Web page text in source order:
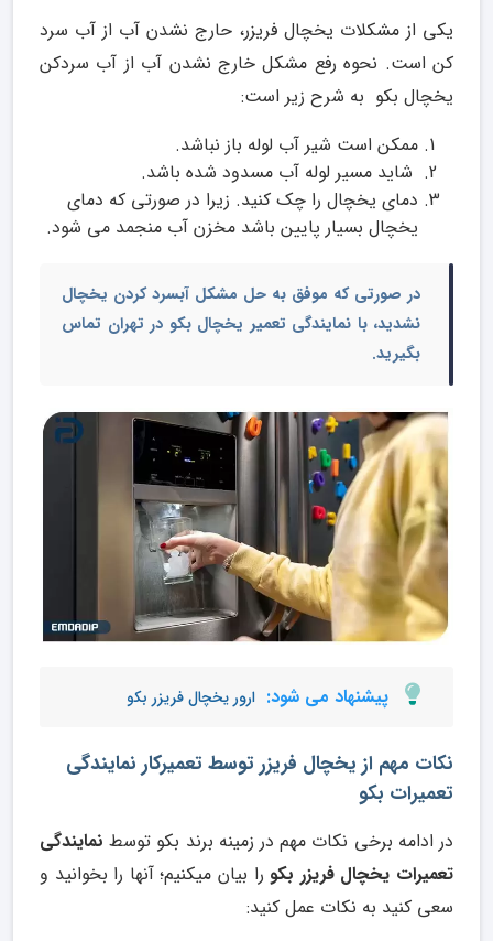
یکی از مشکلات یخچال فریزر، حارج نشدن آب از آب سرد
کن است. نحوه رفع مشکل خارج نشدن آب از آب سردکن
یخچال بکو به شرح زیر است:
ممکن است شیر آب لوله باز نباشد.
شاید مسیر لوله آب مسدود شده باشد.
دمای یخچال را چک کنید. زیرا در صورتی که دمای
یخچال بسیار پایین باشد مخزن آب منجمد می شود.
در صورتی که موفق به حل مشکل آبسرد کردن یخچال
نشدید، با نمایندگی تعمیر یخچال بکو در تهران تماس
بگیرید.
پیشنهاد می شود: ارور یخچال فریزر بکو
نکات مهم از یخچال فریزر توسط تعمیرکار نمایندگی
تعمیرات بکو
در ادامه برخی نکات مهم در زمینه برند بکو توسط نمایندگی
تعمیرات یخچال فریزر بکورا بیان میکنیم؛ آنها را بخوانید و
سعی کنید به نکات عمل کنید: